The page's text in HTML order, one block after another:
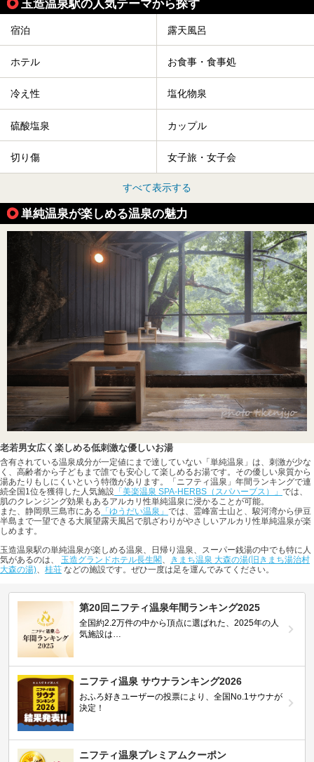
玉造温泉駅の人気テーマから探す
宿泊 露天風呂
ホテル お食事・食事処
冷え性 塩化物泉
硫酸塩泉 カップル
切り傷 女子旅・女子会
すべて表示する
単純温泉が楽しめる温泉の魅力
老若男女広く楽しめる低刺激な優しいお湯
含有されている温泉成分が一定値にまで達していない「単純温泉」は、刺激が少な
く、高齢者から子どもまで誰でも安心して楽しめるお湯です。その優しい泉質から
湯あたりもしにくいという特徴があります。「ニフティ温泉」年間ランキングで連
続全国1位を獲得した人気施設 「美楽温泉 SPA-HERBS（スパハーブス）」 では、
肌のクレンジング効果もあるアルカリ性単純温泉に浸かることが可能。
また、静岡県三島市にある 「ゆうだい温泉」 では、霊峰富士山と、駿河湾から伊豆
半島まで一望できる大展望露天風呂で肌ざわりがやさしいアルカリ性単純温泉が楽
しめます。
玉造温泉駅の単純温泉が楽しめる温泉、日帰り温泉、スーパー銭湯の中でも特に人
気があるのは、 玉造グランドホテル長生閣、
きまち温泉 大森の湯(旧きまち湯治村
大森の湯)、 桂荘 などの施設です。ぜひ一度は足を運んでみてください。
第20回ニフティ温泉年間ランキング2025
全国約2.2万件の中から頂点に選ばれた、2025年の人
気施設は…
ニフティ温泉 サウナランキング2026
おふろ好きユーザーの投票により、全国No.1サウナが
決定！
ニフティ温泉プレミアムクーポン